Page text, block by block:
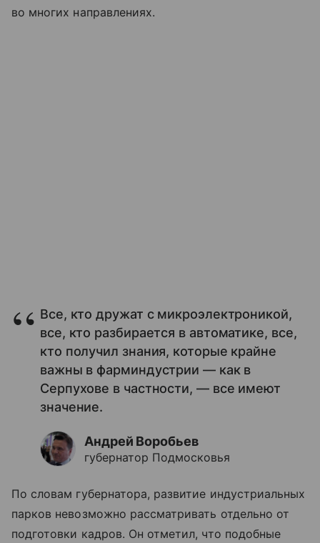
во многих направлениях.
Все, кто дружат с микроэлектроникой,
все, кто разбирается в автоматике, все,
кто получил знания, которые крайне
важны в фарминдустрии — как в
Серпухове в частности, — все имеют
значение.
Андрей Воробьев
губернатор Подмосковья
По словам губернатора, развитие индустриальных
парков невозможно рассматривать отдельно от
подготовки кадров. Он отметил, что подобные